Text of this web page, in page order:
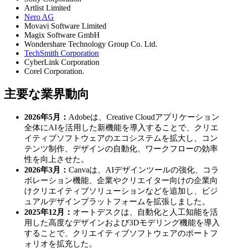
Artlist Limited
Nero AG
Movavi Software Limited
Magix Software GmbH
Wondershare Technology Group Co. Ltd.
TechSmith Corporation
CyberLink Corporation
Corel Corporation.
主要な業界動向
2026年5月： Adobeは、Creative Cloudアプリケーション
全体にAIを活用した新機能を導入することで、クリエ
イティブソフトウェアのエコシステムを拡大し、コン
テンツ制作、デザインの自動化、ワークフローの効率
性を向上させた。
2026年3月： Canvaは、AIデザインツールの強化、コラ
ボレーション機能、企業やクリエイター向けの企業向
けクリエイティブソリューションなどを追加し、ビジ
ュアルデザインプラットフォームを拡張しました。
2025年12月： オートデスクは、自動化と人工知能を活
用した高度なデザインおよび3Dモデリング機能を導入
することで、クリエイティブソフトウェアのポートフ
ォリオを拡充した。